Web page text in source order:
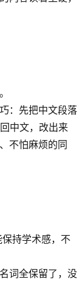
：先把中文段落
中文，改出来
不怕麻烦的同
持学术感，不
词全保留了，没